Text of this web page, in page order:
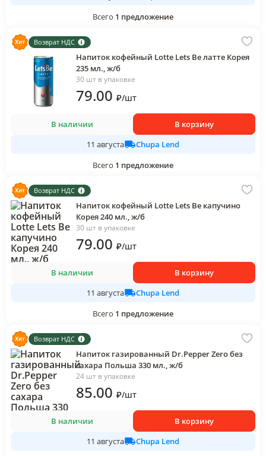
Всего 1 предложение
Возврат НДС
Напиток кофейный Lotte Lets Be латте Корея
235 мл., ж/б
30 шт в упаковке
79.00 ₽/шт
В наличии
В корзину
11 августа
Chupa Lend
Всего 1 предложение
Возврат НДС
Напиток кофейный Lotte Lets Be капучино
Корея 240 мл., ж/б
30 шт в упаковке
79.00 ₽/шт
В наличии
В корзину
11 августа
Chupa Lend
Всего 1 предложение
Возврат НДС
Напиток газированный Dr.Pepper Zero без
сахара Польша 330 мл., ж/б
24 шт в упаковке
85.00 ₽/шт
В наличии
В корзину
11 августа
Chupa Lend